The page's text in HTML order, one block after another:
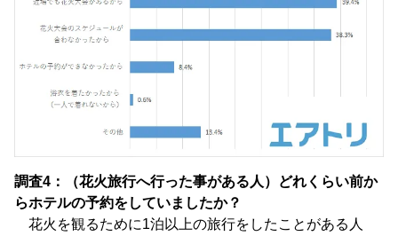
調査4：（花火旅行へ行った事がある人）どれくらい前か
らホテルの予約をしていましたか？
花火を観るために1泊以上の旅行をしたことがある人